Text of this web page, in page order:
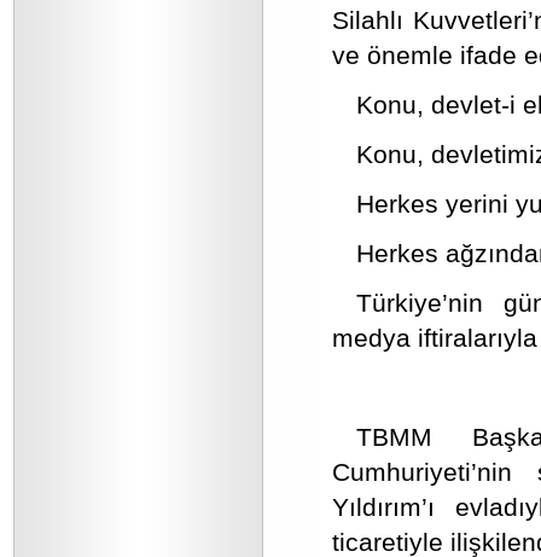
Silahlı
ve önemle ifade
Konu, devlet-i
Konu,
Herkes yerini
Herkes
Türkiye’nin
medya
TBMM
Yıldırım’ı
ticaretiyle